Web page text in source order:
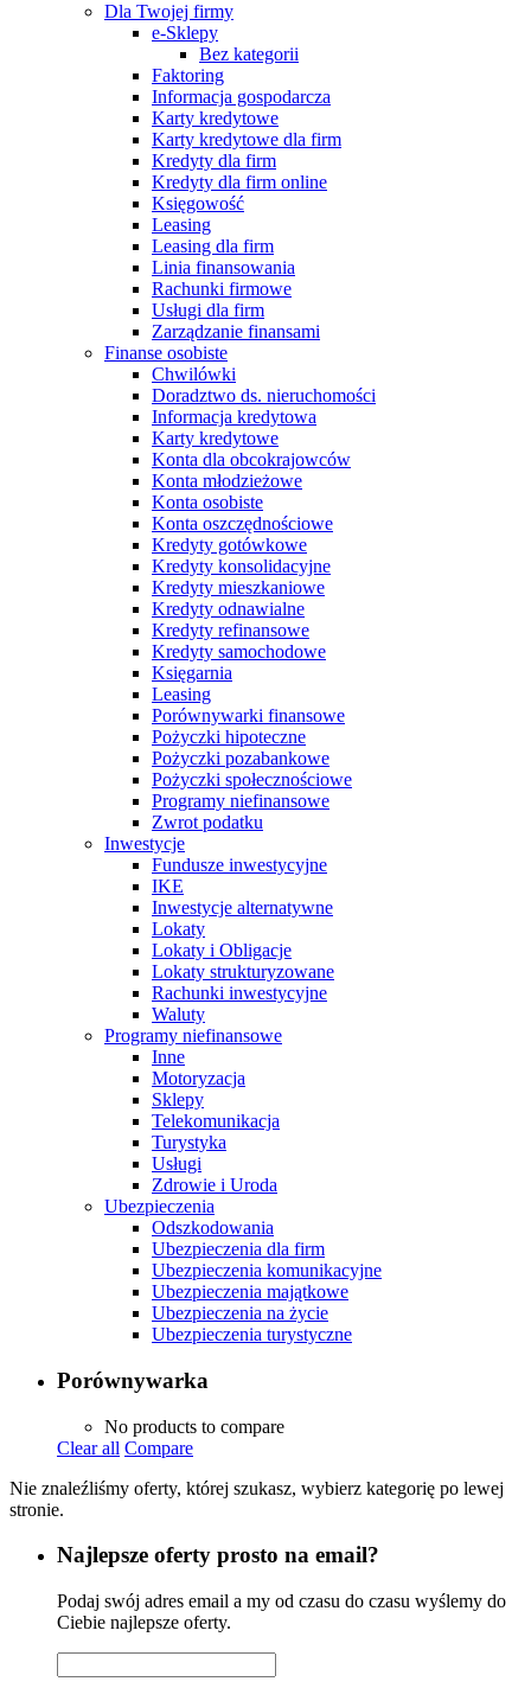
Dla Twojej firmy
e-Sklepy
Bez kategorii
Faktoring
Informacja gospodarcza
Karty kredytowe
Karty kredytowe dla firm
Kredyty dla firm
Kredyty dla firm online
Księgowość
Leasing
Leasing dla firm
Linia finansowania
Rachunki firmowe
Usługi dla firm
Zarządzanie finansami
Finanse osobiste
Chwilówki
Doradztwo ds. nieruchomości
Informacja kredytowa
Karty kredytowe
Konta dla obcokrajowców
Konta młodzieżowe
Konta osobiste
Konta oszczędnościowe
Kredyty gotówkowe
Kredyty konsolidacyjne
Kredyty mieszkaniowe
Kredyty odnawialne
Kredyty refinansowe
Kredyty samochodowe
Księgarnia
Leasing
Porównywarki finansowe
Pożyczki hipoteczne
Pożyczki pozabankowe
Pożyczki społecznościowe
Programy niefinansowe
Zwrot podatku
Inwestycje
Fundusze inwestycyjne
IKE
Inwestycje alternatywne
Lokaty
Lokaty i Obligacje
Lokaty strukturyzowane
Rachunki inwestycyjne
Waluty
Programy niefinansowe
Inne
Motoryzacja
Sklepy
Telekomunikacja
Turystyka
Usługi
Zdrowie i Uroda
Ubezpieczenia
Odszkodowania
Ubezpieczenia dla firm
Ubezpieczenia komunikacyjne
Ubezpieczenia majątkowe
Ubezpieczenia na życie
Ubezpieczenia turystyczne
Porównywarka
No products to compare
Clear all Compare
Nie znaleźliśmy oferty, której szukasz, wybierz kategorię po lewej
stronie.
Najlepsze oferty prosto na email?
Podaj swój adres email a my od czasu do czasu wyślemy do
Ciebie najlepsze oferty.